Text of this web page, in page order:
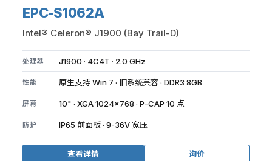
EPC-S1062A
Intel® Celeron® J1900 (Bay Trail-D)
处理器 J1900 · 4C4T · 2.0 GHz
性能 原生支持 Win 7 · 旧系统兼容 · DDR3 8GB
屏幕 10" · XGA 1024×768 · P-CAP 10 点
防护 IP65 前面板 · 9-36V 宽压
查看详情 询价